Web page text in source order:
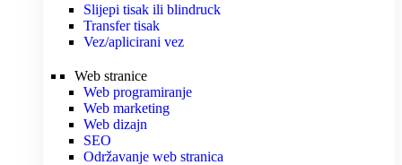
Slijepi tisak ili blindruck
Transfer tisak
Vez/aplicirani vez
Web stranice
Web programiranje
Web marketing
Web dizajn
SEO
Održavanje web stranica